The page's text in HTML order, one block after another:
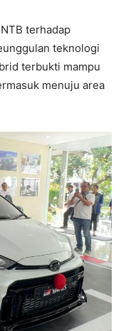
terhadap
teknologi
terbukti mampu
menuju area